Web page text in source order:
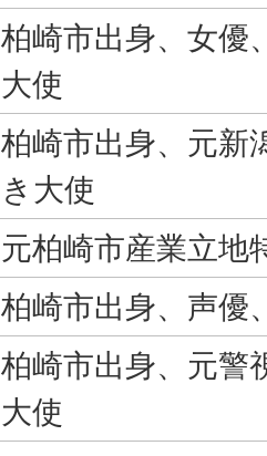
柏崎市出身、女優
大使
柏崎市出身、元新
き大使
元柏崎市産業立地
柏崎市出身、声優
柏崎市出身、元警
大使